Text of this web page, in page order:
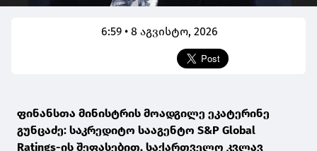
6:59 • 8 აგვისტო, 2026
ფინანსთა მინისტრის მოადგილე ეკატერინე
გუნცაძე: საკრედიტო სააგენტო S&P Global
Ratings-ის შეფასებით, საქართველო კვლავ